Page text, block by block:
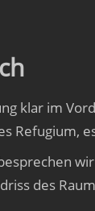
klar im
Refugium,
des